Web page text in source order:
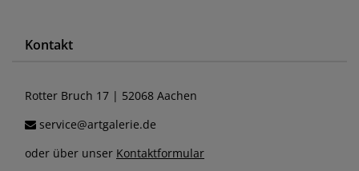
Kontakt
Rotter Bruch 17 | 52068 Aachen
service@artgalerie.de
oder über unser Kontaktformular